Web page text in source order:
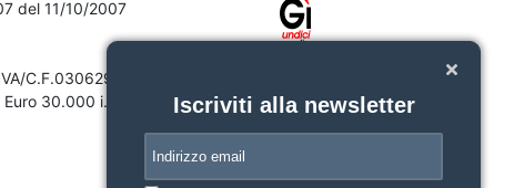
del 11/10/2007
C.F.03062910132
30.000 i.v.
Iscriviti alla newsletter